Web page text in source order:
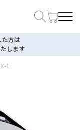
た方は
します
1